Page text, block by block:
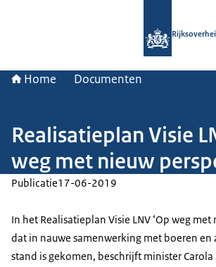
Home Documenten
Realisatieplan Visie
weg met nieuw
Publicatie17-06-2019
In het Realisatieplan Visie LNV ‘Op weg
dat in nauwe samenwerking met boeren
stand is gekomen, beschrijft minister